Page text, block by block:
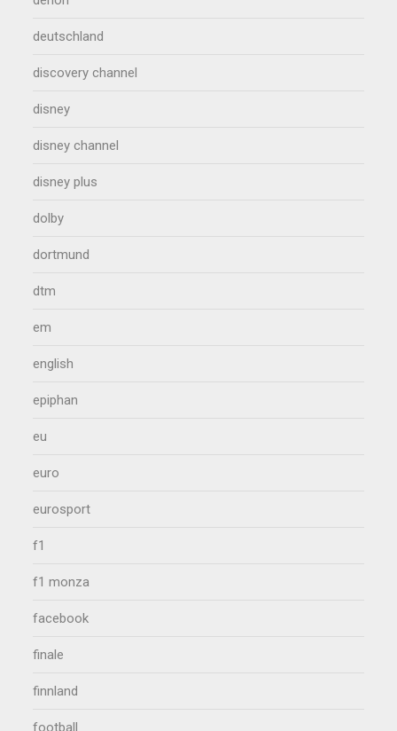
deutschland
discovery channel
disney
disney channel
disney plus
dolby
dortmund
dtm
em
english
epiphan
eu
euro
eurosport
f1
f1 monza
facebook
finale
finnland
football